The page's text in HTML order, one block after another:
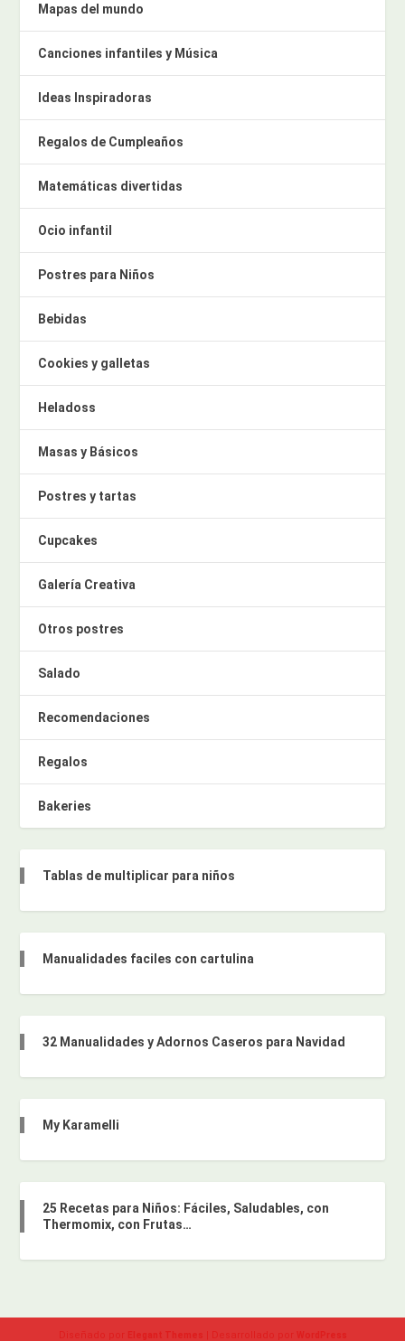
Mapas del mundo
Canciones infantiles y Música
Ideas Inspiradoras
Regalos de Cumpleaños
Matemáticas divertidas
Ocio infantil
Postres para Niños
Bebidas
Cookies y galletas
Heladoss
Masas y Básicos
Postres y tartas
Cupcakes
Galería Creativa
Otros postres
Salado
Recomendaciones
Regalos
Bakeries
Tablas de multiplicar para niños
Manualidades faciles con cartulina
32 Manualidades y Adornos Caseros para Navidad
My Karamelli
25 Recetas para Niños: Fáciles, Saludables, con
Thermomix, con Frutas…
Diseñado por Elegant Themes | Desarrollado por WordPress